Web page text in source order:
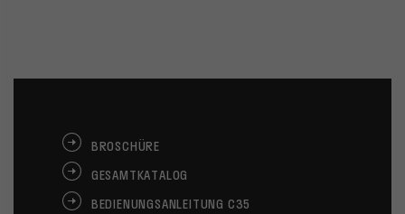
BROSCHÜRE
GESAMTKATALOG
BEDIENUNGSANLEITUNG C35